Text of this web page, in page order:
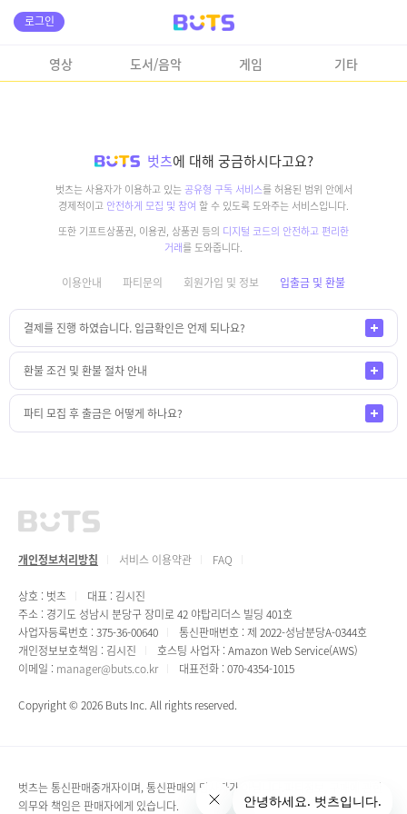
로그인
영상 도서/음악 게임 기타
벗츠에 대해 궁금하시다고요?
벗츠는 사용자가 이용하고 있는공유형 구독 서비스를 허용된 범위 안에서
경제적이고 안전하게 모집 및 참여 할 수 있도록 도와주는 서비스입니다.
또한 기프트상품권, 이용권, 상품권 등의 디지털 코드의 안전하고 편리한
거래를 도와줍니다.
이용안내 파티문의 회원가입 및 정보 입출금 및 환불
결제를 진행 하였습니다. 입금확인은 언제 되나요?
환불 조건 및 환불 절차 안내
파티 모집 후 출금은 어떻게 하나요?
개인정보처리방침 서비스 이용약관 FAQ
상호 : 벗츠
대표 : 김시진
주소 : 경기도 성남시 분당구 장미로 42 야탑리더스 빌딩 401호
사업자등록번호 : 375-36-00640
통신판매번호 : 제 2022-성남분당A-0344호
개인정보보호책임 : 김시진
호스팅 사업자 : Amazon Web Service(AWS)
이메일 : manager@buts.co.kr 대표전화 : 070-4354-1015
Copyright © 2026 Buts Inc. All rights reserved.
벗츠는 통신판매중개자이며, 통신판매의 당사자가 아닙니다.파티정보, 구매에 관한
의무와 책임은 판매자에게 있습니다.